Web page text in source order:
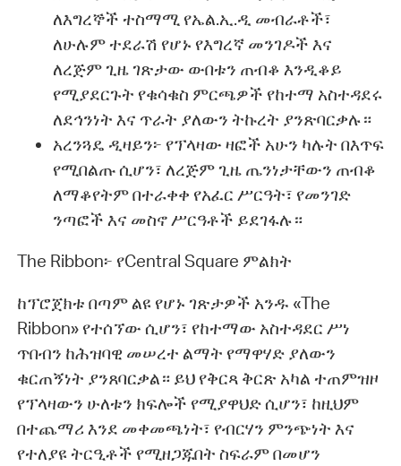
ለእግረኞች ተስማሚ የኤል.ኢ.ዲ መብራቶች፣
ለሁሉም ተደራሽ የሆኑ የእግረኛ መንገዶች እና
ለረጅም ጊዜ ገጽታው ውበቱን ጠብቆ እንዲቆይ
የሚያደርጉት የቁሳቁስ ምርጫዎች የከተማ አስተዳደሩ
ለደኅንነት እና ጥራት ያለውን ትኩረት ያንጽባርቃሉ።
አረንጓዴ ዲዛይን፦ የፕላዛው ዛፎች አሁን ካሉት በእጥፍ
የሚበልጡ ሲሆን፣ ለረጅም ጊዜ ጤንነታቸውን ጠብቆ
ለማቆየትም በተራቀቀ የአፈር ሥርዓት፣ የመንገድ
ንጣፎች እና መስኖ ሥርዓቶች ይደገፋሉ።
The Ribbon፦ የCentral Square ምልክት
ከፕሮጀክቱ በጣም ልዩ የሆኑ ገጽታዎች አንዱ «The
Ribbon» የተሰኘው ሲሆን፣ የከተማው አስተዳደር ሥነ
ጥበብን ከሕዝባዊ መሠረተ ልማት የማዋሃድ ያለውን
ቁርጠኝነት ያንጸባርቃል። ይህ የቅርጻ ቅርጽ አካል ተጠምዝዞ
የፕላዛውን ሁለቱን ክፍሎች የሚያዋህድ ሲሆን፣ ከዚህም
በተጨማሪ እንደ መቀመጫነት፣ የብርሃን ምንጭነት እና
የተለያዩ ትርዒቶች የሚዘጋጁበት ስፍራም በመሆን